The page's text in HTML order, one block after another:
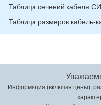
Таблица сечений кабеля
Таблица размеров кабель-
Информация (включая цены),